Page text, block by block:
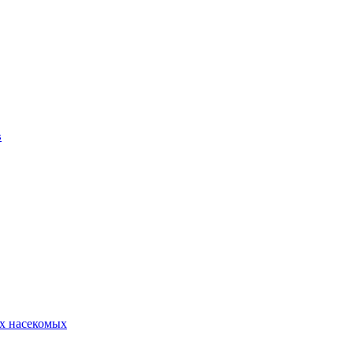
насекомых